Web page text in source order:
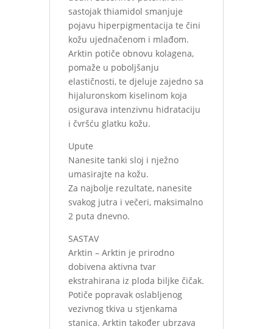
sastojak thiamidol smanjuje
pojavu hiperpigmentacija te čini
kožu ujednačenom i mlađom.
Arktin potiče obnovu kolagena,
pomaže u poboljšanju
elastičnosti, te djeluje zajedno sa
hijaluronskom kiselinom koja
osigurava intenzivnu hidrataciju
i čvršću glatku kožu.
Upute
Nanesite tanki sloj i nježno
umasirajte na kožu.
Za najbolje rezultate, nanesite
svakog jutra i večeri, maksimalno
2 puta dnevno.
SASTAV
Arktin – Arktin je prirodno
dobivena aktivna tvar
ekstrahirana iz ploda biljke čičak.
Potiče popravak oslabljenog
vezivnog tkiva u stjenkama
stanica. Arktin također ubrzava